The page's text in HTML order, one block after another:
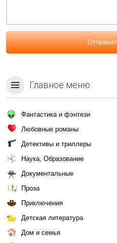
Главное меню
Фантастика и фэнтези
Любовные романы
Детективы и триллеры
Наука, Образование
Документальные
Проза
Приключения
Детская литература
Дом и семья